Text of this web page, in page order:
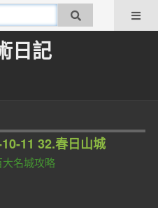
日記
11 32.春日山城
大名城攻略